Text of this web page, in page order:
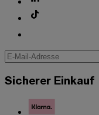
Sicherer Einkauf